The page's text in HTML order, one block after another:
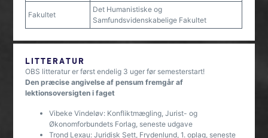
Fakultet
Det Humanistiske og
Samfundsvidenskabelige Fakultet
LITTERATUR
OBS litteratur er først endelig 3 uger før semesterstart!
Den præcise angivelse af pensum fremgår af
lektionsoversigten i faget
Vibeke Vindeløv: Konfliktmægling, Jurist- og
Økonomforbundets Forlag, seneste udgave
Trond Lexau: Juridisk Sett, Frydenlund, 1. oplag, seneste